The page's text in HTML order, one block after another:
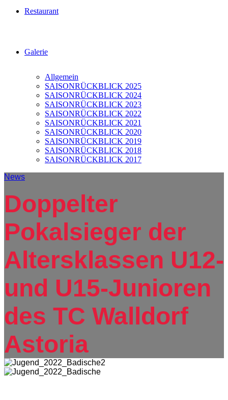
Restaurant
Galerie
Allgemein
SAISONRÜCKBLICK 2025
SAISONRÜCKBLICK 2024
SAISONRÜCKBLICK 2023
SAISONRÜCKBLICK 2022
SAISONRÜCKBLICK 2021
SAISONRÜCKBLICK 2020
SAISONRÜCKBLICK 2019
SAISONRÜCKBLICK 2018
SAISONRÜCKBLICK 2017
News
Doppelter
Pokalsieger der
Altersklassen U12-
und U15-Junioren
des TC Walldorf
Astoria